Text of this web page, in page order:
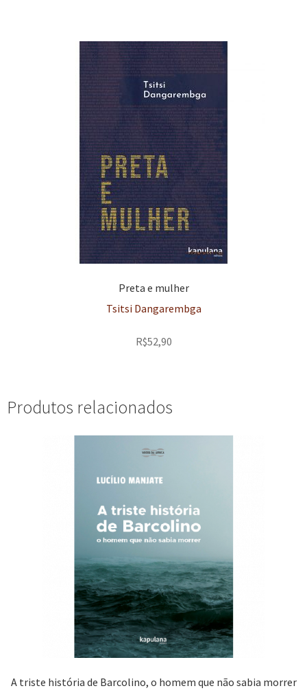
Preta e mulher
Tsitsi Dangarembga
R$52,90
Produtos relacionados
A triste história de Barcolino, o homem que não sabia morrer